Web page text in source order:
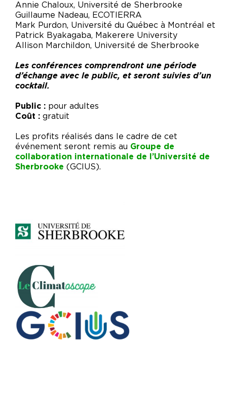
Annie Chaloux, Université de Sherbrooke
Guillaume Nadeau, ECOTIERRA
Mark Purdon, Université du Québec à Montréal et
Patrick Byakagaba, Makerere University
Allison Marchildon, Université de Sherbrooke
Les conférences comprendront une période
d’échange avec le public, et seront suivies d’un
cocktail.
Public : pour adultes
Coût : gratuit
Les profits réalisés dans le cadre de cet
événement seront remis au Groupe de
collaboration internationale de l’Université de
Sherbrooke (GCIUS).